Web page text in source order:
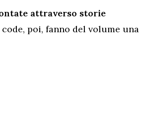
attraverso storie
code, poi, fanno del volume una